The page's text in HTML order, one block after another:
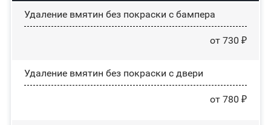
Удаление вмятин без покраски с бампера
от 730 ₽
Удаление вмятин без покраски с двери
от 780 ₽